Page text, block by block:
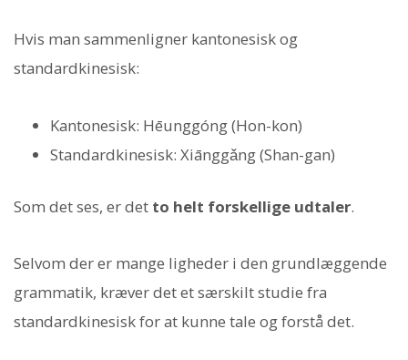
Hvis man sammenligner kantonesisk og
standardkinesisk:
Kantonesisk: Hēunggóng (Hon-kon)
Standardkinesisk: Xiānggǎng (Shan-gan)
Som det ses, er det to helt forskellige udtaler.
Selvom der er mange ligheder i den grundlæggende
grammatik, kræver det et særskilt studie fra
standardkinesisk for at kunne tale og forstå det.